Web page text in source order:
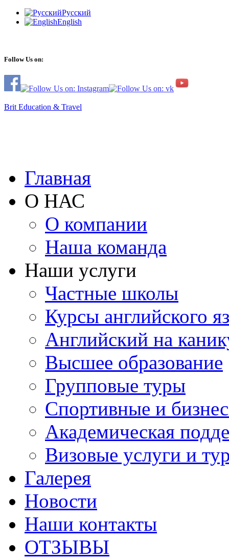
Русский
English
Follow Us on:
Brit Education & Travel
Главная
О НАС
О компании
Наша команда
Наши услуги
Частные школы
Курсы английского
Английский на
Высшее образование
Групповые туры
Спортивные и
Академическая
Визовые услуги и
Галерея
Новости
Наши контакты
ОТЗЫВЫ